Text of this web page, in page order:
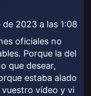
2023 a las 1:08
oficiales no
Porque la del
que desear,
estaba alado
vídeo y vi